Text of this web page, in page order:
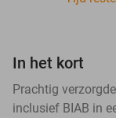
In het kort
Prachtig
inclusief BIAB in